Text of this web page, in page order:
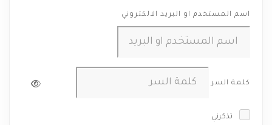
اسم المستخدم او البريد الالكتروني
كلمة السر
تذكرني